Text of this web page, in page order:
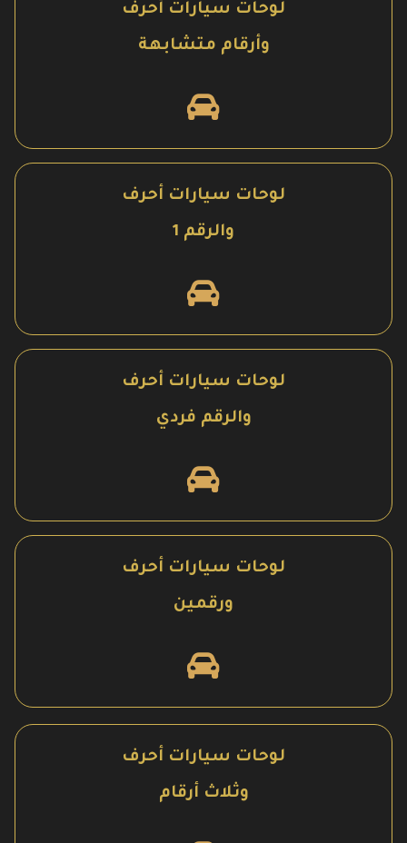
لوحات سيارات أحرف
وأرقام متشابهة
لوحات سيارات أحرف
والرقم 1
لوحات سيارات أحرف
والرقم فردي
لوحات سيارات أحرف
ورقمين
لوحات سيارات أحرف
وثلاث أرقام